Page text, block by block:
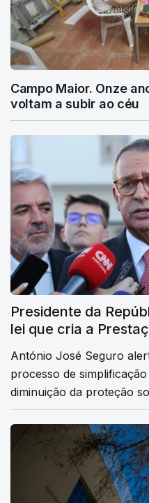
Campo Maior. Onze
voltam a subir ao céu
Presidente da
lei que cria a
António José Seguro
processo de
diminuição da proteção